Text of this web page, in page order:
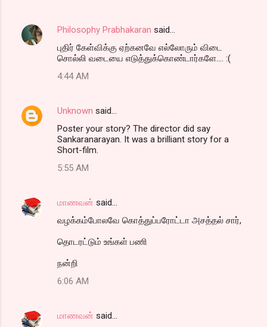
Philosophy Prabhakaran said…
புதிர் கேள்விக்கு ஏற்கனவே எல்லோரும் விடை
சொல்லி வடையை எடுத்துக்கொண்டார்களே.... :(
4:44 AM
Unknown said…
Poster your story? The director did say
Sankaranarayan. It was a brilliant story for a
Short-film.
5:55 AM
மாணவன் said…
வழக்கம்போலவே கொத்துப்பரோட்டா அசத்தல் சார்,
தொடரட்டும் உங்கள் பணி
நன்றி
6:06 AM
மாணவன் said…